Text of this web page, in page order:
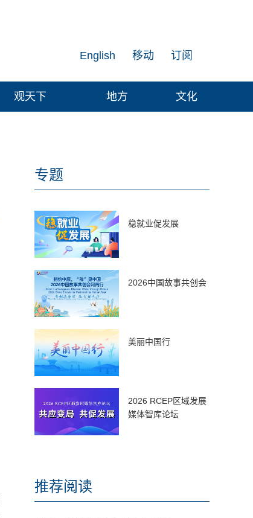
订阅
移动
English
观天下 地方 文化
专题
稳就业促发展
2026中国故事共创会
美丽中国行
2026 RCEP区域发展
媒体智库论坛
推荐阅读